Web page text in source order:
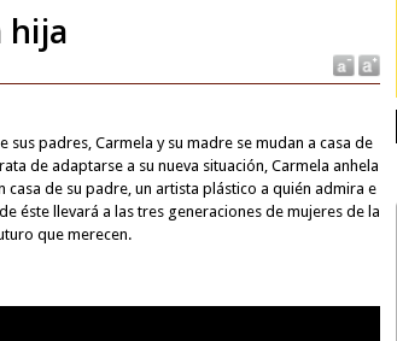
hija
sus padres, Carmela y su madre se mudan a casa de
de adaptarse a su nueva situación, Carmela anhela
casa de su padre, un artista plástico a quién admira e
éste llevará a las tres generaciones de mujeres de la
que merecen.